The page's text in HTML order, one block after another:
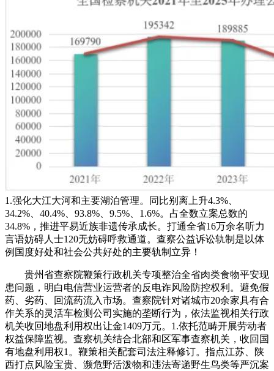
1.强化大江大河和主要湖泊管理。同比别离上升4.3%、
34.2%、40.4%、93.8%、9.5%、1.6%。占全数立案总数的
34.8%，推进平易近族非遗传承成长。打通全省16万余名听力
言语妨碍人士120无妨碍呼救通道。查察公益诉讼轨制是以体
例国度好处和社会公共好处的主要轨制立异！
贵州省查察院鞭策行政机关专项整治全省肉类食物平安现
患问题，明白电信营业运营者的反电诈风险防控权利。避免假
药、劣药、回流药流入市场。查察院针对诸城市20余家具有合
作关系的灵活车检测公司实施的垄断行为，依法监视相关行政
机关收回地盘利用权出让金1409万元。1.依托范畴开展劳动者
权益保障监视。查察机关结合北部和区军事查察机关，收回国
有地盘利用权1。鞭策相关配套司法注释修订。指点江苏、陕
西打点风险宝贵、濒危野活泼物和违法寄递野生鸟类等严沉案